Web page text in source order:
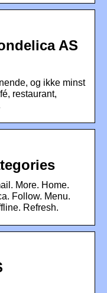
AS
og ikke minst
restaurant,
More. Home.
Follow. Menu.
Refresh.